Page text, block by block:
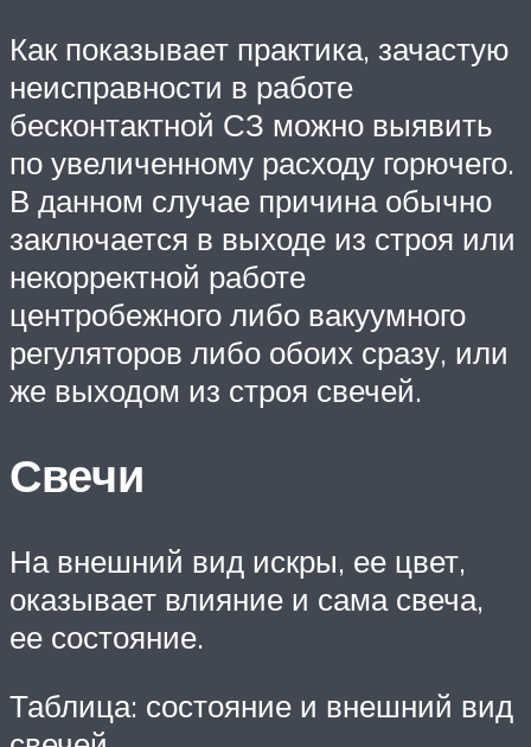
Как показывает практика, зачастую
неисправности в работе
бесконтактной СЗ можно выявить
по увеличенному расходу горючего.
В данном случае причина обычно
заключается в выходе из строя или
некорректной работе
центробежного либо вакуумного
регуляторов либо обоих сразу, или
же выходом из строя свечей.
Свечи
На внешний вид искры, ее цвет,
оказывает влияние и сама свеча,
ее состояние.
Таблица: состояние и внешний вид